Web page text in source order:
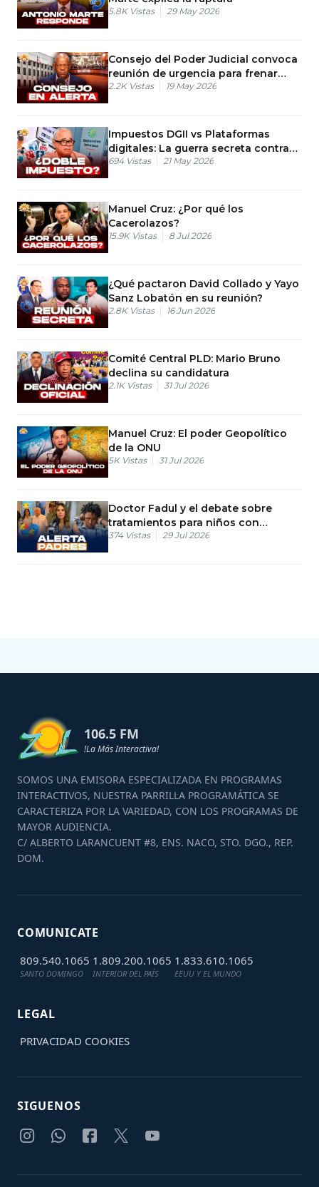
5.8K Vistas 29 May 2026
Consejo del Poder Judicial convoca
reunión de urgencia para frenar
huelga
2.2K Vistas 19 May 2026
Impuestos DGII vs Plataformas
digitales: La guerra secreta contra
Airbnb.
694 Vistas 21 May 2026
Manuel Cruz: ¿Por qué los
Cacerolazos?
15.9K Vistas 8 Jul 2026
¿Qué pactaron David Collado y Yayo
Sanz Lobatón en su reunión?
2.8K Vistas 16 Jun 2026
Comité Central PLD: Mario Bruno
declina su candidatura
2.1K Vistas 31 Jul 2026
Manuel Cruz: El poder Geopolítico
de la ONU
5K Vistas 31 Jul 2026
Doctor Fadul y el debate sobre
tratamientos para niños con
autismo
374 Vistas 29 Jul 2026
106.5 FM
!La Más Interactiva!
SOMOS UNA EMISORA ESPECIALIZADA EN PROGRAMAS
INTERACTIVOS, NUESTRA PARRILLA PROGRAMÁTICA SE
CARACTERIZA POR LA VARIEDAD, CON LOS PROGRAMAS DE
MAYOR AUDIENCIA.
C/ ALBERTO LARANCUENT #8, ENS. NACO, STO. DGO., REP.
DOM.
COMUNICATE
809.540.1065
SANTO DOMINGO
1.809.200.1065
INTERIOR DEL PAÍS
1.833.610.1065
EEUU Y EL MUNDO
LEGAL
PRIVACIDAD COOKIES
SIGUENOS